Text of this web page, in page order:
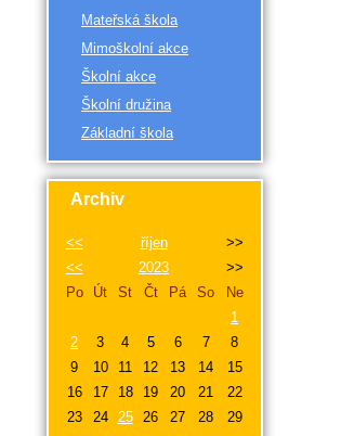
Mateřská škola
Mimoškolní akce
Školní akce
Školní družina
Základní škola
Archiv
<< říjen
>>
<<
2023
>>
Po
Út St Čt Pá So
Ne
1
2
3 4 5 6 7
8
9
10 11 12 13 14
15
16
17 18 19 20 21
22
23
24 25 26 27 28
29